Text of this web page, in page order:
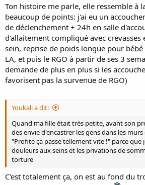
Ton histoire me parle, elle ressemble à
beaucoup de points: j'ai eu un
de déclenchement + 24h en salle
d'allaitement compliqué avec crevasses
sein, reprise de poids longue pour
LA, et puis le RGO à partir de ses 3
demande de plus en plus si les
favorisent pas la survenue de RGO)
Youkali a dit:
Quand ma fille était très petite, avant son
des envie d'encastrer les gens dans les
"Profite ça passe tellement vite !" parce que
douleurs aux seins et les privations de
torture
C'est totalement ça, on est au fond du